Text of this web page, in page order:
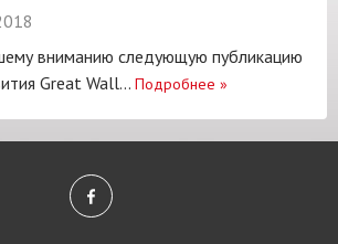
вниманию следующую публикацию
Great Wall... Подробнее »